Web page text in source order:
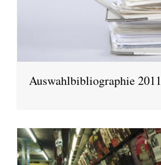
Auswahlbibliographie 2011